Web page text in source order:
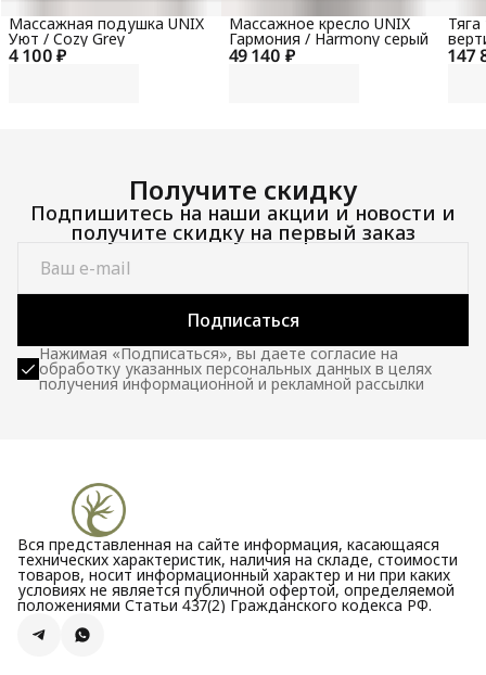
4 100 ₽
Массажная подушка UNIX
Уют / Cozy Grey
49 140 ₽
Массажное кресло UNIX
Гармония / Harmony серый
147
100
Получите скидку
Подпишитесь на наши акции и новости и
получите скидку на первый заказ
Подписаться
Нажимая «Подписаться», вы даете согласие на
обработку указанных персональных данных в целях
получения информационной и рекламной рассылки
Вся представленная на сайте информация, касающаяся
технических характеристик, наличия на складе, стоимости
товаров, носит информационный характер и ни при каких
условиях не является публичной офертой, определяемой
положениями Статьи 437(2) Гражданского кодекса РФ.